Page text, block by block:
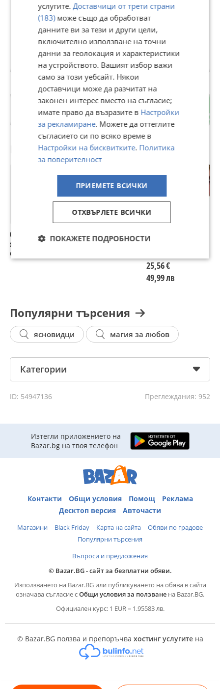
819351
В Bazar.BG от 11 юли 2024г.
Последно активен 16 юли в 14:08 ч.
2 Обяви
Добротица - Албенска
гр. Добрич
Препоръчани за теб
0899777754-
ясновидство,защити
от магии и
проклятия.отключва
Черна магия за
отмъщение и
на защити от
Амулети за
отключване на
събиране на
разделени
двойкии събиране
25,56 €
49,99 лв
Популярни търсения
ясновидци магия за любов
Категории
ID: 54947136 Преглеждания: 952
Изтегли приложението на
Bazar.bg на твоя телефон
Контакти Общи условия Помощ
Реклама
Десктоп версия
Авточасти
Магазини Black Friday Карта на сайта
Обяви по градове
Популярни търсения
Въпроси и предложения
© Bazar.BG - сайт за безплатни обяви.
Използването на Bazar.BG или публикуването на обява в сайта
означава съгласие сОбщи условия за ползване на Bazar.BG.
Официален курс: 1 EUR = 1.95583 лв.
© Bazar.BG ползва и препоръчва хостинг услугитена
услугите. Доставчици от трети страни
(183)може също да обработват
данните ви за тези и други цели,
включително използване на точни
данни за геолокация и характеристики
на устройството. Вашият избор важи
само за този уебсайт. Някои
доставчици може да разчитат на
законен интерес вместо на съгласие;
имате право да възразите в Настройки
за рекламиране. Можете да оттеглите
съгласието си по всяко време в
Настройки на бисквитките. Политика
за поверителност
ПРИЕМЕТЕ ВСИЧКИ
ОТХВЪРЛЕТЕ ВСИЧКИ
ПОКАЖЕТЕ ПОДРОБНОСТИ